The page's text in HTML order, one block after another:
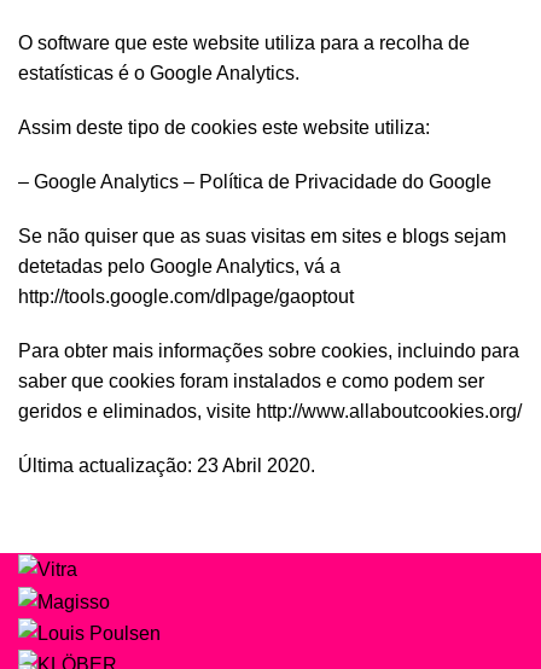
O software que este website utiliza para a recolha de
estatísticas é o Google Analytics.
Assim deste tipo de cookies este website utiliza:
– Google Analytics – Política de Privacidade do Google
Se não quiser que as suas visitas em sites e blogs sejam
detetadas pelo Google Analytics, vá a
http://tools.google.com/dlpage/gaoptout
Para obter mais informações sobre cookies, incluindo para
saber que cookies foram instalados e como podem ser
geridos e eliminados, visite http://www.allaboutcookies.org/
Última actualização: 23 Abril 2020.